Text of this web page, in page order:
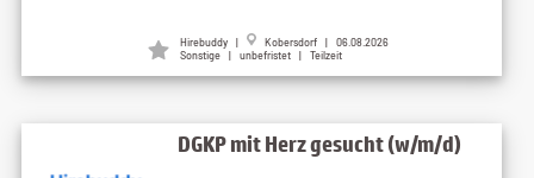
Hirebuddy |
Kobersdorf | 06.08.2026
Sonstige | unbefristet | Teilzeit
DGKP mit Herz gesucht (w/m/d)